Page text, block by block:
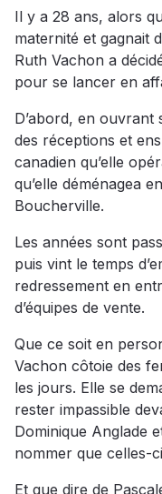
Il y a 28 ans, alors
maternité et gagnait
Ruth Vachon a
pour se lancer en
D’abord, en
des réceptions et
canadien qu’elle
qu’elle déménagea
Boucherville.
Les années sont
puis vint le temps
redressement en
d’équipes de vente.
Que ce soit en
Vachon côtoie des
les jours. Elle se
rester impassible
Dominique Anglade
nommer que celles-
Et que dire de